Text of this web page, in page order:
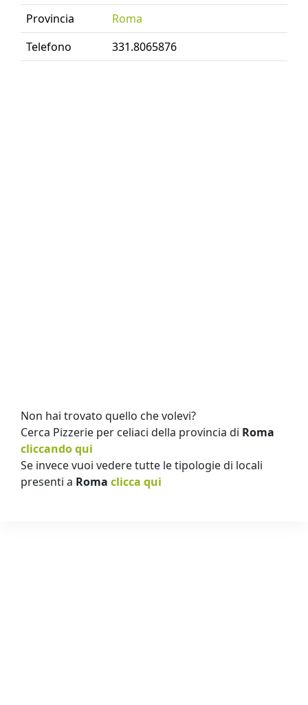
Provincia
Roma
Telefono
331.8065876
Non hai trovato quello che volevi?
Cerca Pizzerie per celiaci della provincia di Roma
cliccando qui
Se invece vuoi vedere tutte le tipologie di locali
presenti a Roma clicca qui